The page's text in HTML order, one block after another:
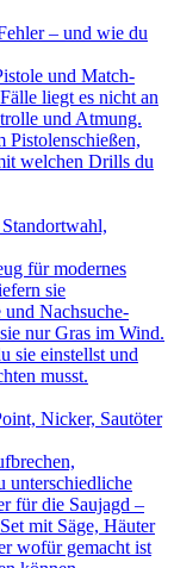
– und wie du
und Match-
liegt es nicht an
und Atmung.
Pistolenschießen,
welchen Drills du
für modernes
sie
Nachsuche-
nur Gras im Wind.
sie einstellst und
musst.
Nicker, Sautöter
unterschiedliche
für die Saujagd –
mit Säge, Häuter
wofür gemacht ist